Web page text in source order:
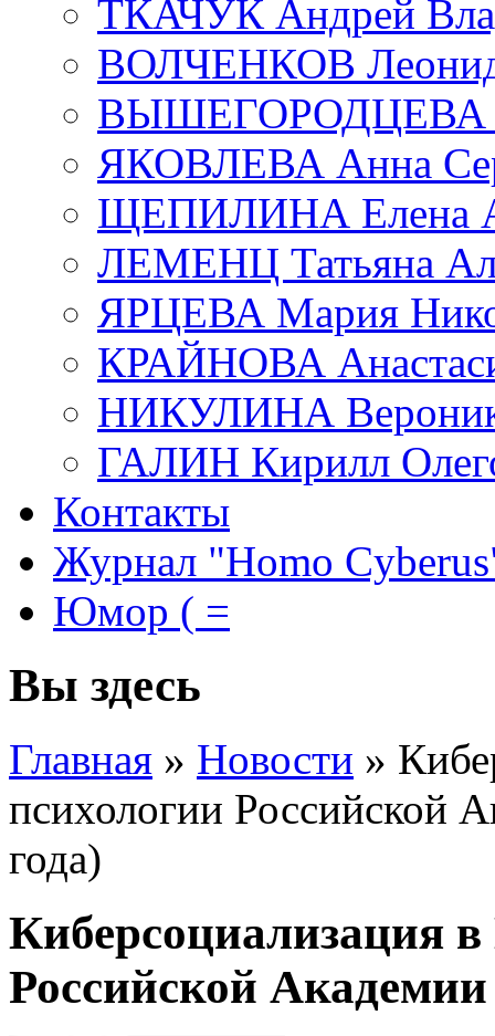
ТКАЧУК Андрей
ВОЛЧЕНКОВ Леонид
ВЫШЕГОРОДЦЕВА
ЯКОВЛЕВА Анна
ЩЕПИЛИНА Елена
ЛЕМЕНЦ Татьяна
ЯРЦЕВА Мария
КРАЙНОВА
НИКУЛИНА
ГАЛИН Кирилл
Контакты
Журнал "Homo
Юмор ( =
Вы здесь
Главная » Новости »
психологии Российской
года)
Киберсоциализация
Российской